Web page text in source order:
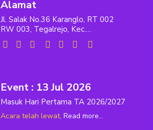
Alamat
Jl. Salak No.36 Karanglo, RT 002
RW 003, Tegalrejo, Kec.
Purwantoro, Kab. Wonogiri, Jawa
Tengah, Kode Pos 57695
Event : 13 Jul 2026
Masuk Hari Pertama TA 2026/2027
Acara telah lewat, Read more...